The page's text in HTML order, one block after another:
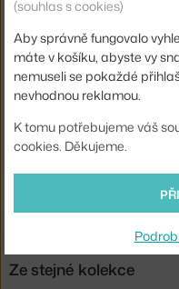
Hlavní materiál:
Patice / zdroj:
E27
Distribuce světla:
Kód produktu
EAN
Ste zo Slovenska? Prejdite
Shopping from the EU?
Ze stejné kolekce
(souhlas s cookies)
Aby správně fungovalo
máte v košíku, abyste vy
nemuseli se pokaždé
nevhodnou reklamou.
K tomu potřebujeme váš
cookies. Děkujeme.